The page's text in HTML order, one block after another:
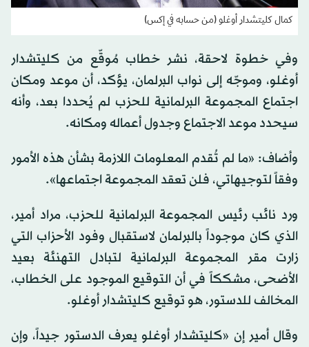
كمال كليتشدار أوغلو (من حسابه في إكس)
وفي خطوة لاحقة، نشر خطاب مُوقّع من كليتشدار
أوغلو، وموجّه إلى نواب البرلمان، يؤكد، أن موعد ومكان
اجتماع المجموعة البرلمانية للحزب لم يُحددا بعد، وأنه
سيحدد موعد الاجتماع وجدول أعماله ومكانه.
وأضاف: «ما لم تُقدم المعلومات اللازمة بشأن هذه الأمور
وفقاً لتوجيهاتي، فلن تعقد المجموعة اجتماعها».
ورد نائب رئيس المجموعة البرلمانية للحزب، مراد أمير،
الذي كان موجوداً بالبرلمان لاستقبال وفود الأحزاب التي
زارت مقر المجموعة البرلمانية لتبادل التهنئة بعيد
الأضحى، مشككاً في أن التوقيع الموجود على الخطاب،
المخالف للدستور، هو توقيع كليتشدار أوغلو.
وقال أمير إن «كليتشدار أوغلو يعرف الدستور جيداً، وإن